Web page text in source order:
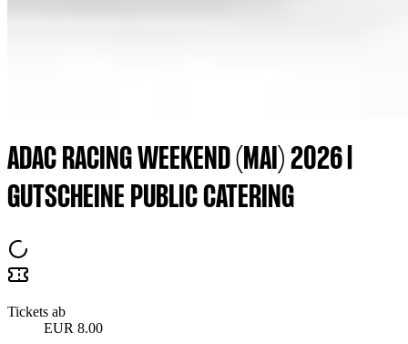
ADAC RACING WEEKEND (MAI) 2026 |
GUTSCHEINE PUBLIC CATERING
Tickets ab
EUR 8.00